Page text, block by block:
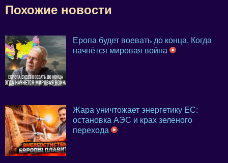
Похожие новости
Еропа будет воевать до конца. Когда
начнётся мировая война
Жара уничтожает энергетику ЕС:
остановка АЭС и крах зеленого
перехода